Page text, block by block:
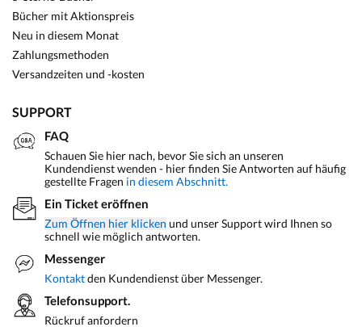
Bücher mit Aktionspreis
Neu in diesem Monat
Zahlungsmethoden
Versandzeiten und -kosten
SUPPORT
FAQ
Schauen Sie hier nach, bevor Sie sich an unseren
Kundendienst wenden - hier finden Sie Antworten auf häufig
gestellte Fragen in diesem Abschnitt.
Ein Ticket eröffnen
Zum Öffnen hier klicken und unser Support wird Ihnen so
schnell wie möglich antworten.
Messenger
Kontaktden Kundendienst über Messenger.
Telefonsupport.
Rückruf anfordern